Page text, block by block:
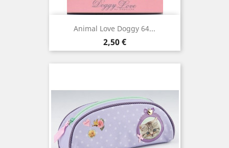
Animal Love Doggy 64...
Prix
2,50 €